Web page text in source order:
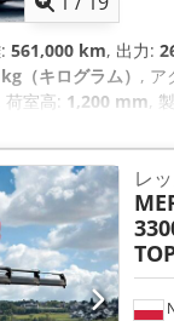
561,000 km, 出力:
（キログラム） , ア
荷室高: 1,200 mm,
レ